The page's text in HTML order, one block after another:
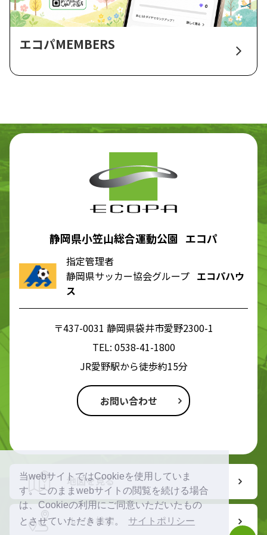
当webサイトではCookieを使用していま
す。このままwebサイトの閲覧を続ける場合
は、Cookieの利用にご同意いただいたもの
とさせていただきます。
サイトポリシー
エコパMEMBERS
静岡県小笠山総合運動公園 エコパ
指定管理者
静岡県サッカー協会グループ エコパハウ
ス
〒437-0031 静岡県袋井市愛野2300-1
TEL: 0538-41-1800
JR愛野駅から徒歩約15分
お問い合わせ
地図を見る
ルート検索